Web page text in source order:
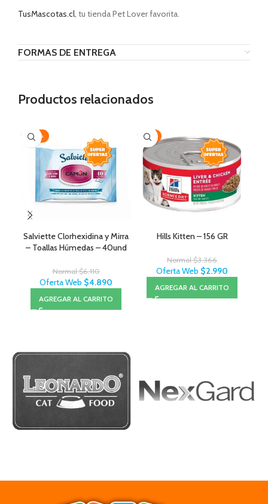
TusMascotas.cl, tu tienda Pet Lover favorita.
FORMAS DE ENTREGA
Productos relacionados
-20%
Salviette Clorhexidina y Mirra
– Toallas Húmedas – 40und
Normal$6.110
Oferta Web $4.890
AGREGAR AL CARRITO
-11%
Hills Kitten – 156 GR
Normal$3.366
Oferta Web $2.990
AGREGAR AL CARRITO